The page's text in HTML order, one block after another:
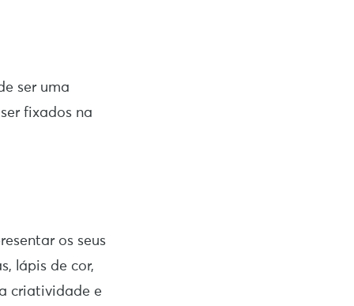
ser uma
fixados na
os seus
lápis de cor,
criatividade e